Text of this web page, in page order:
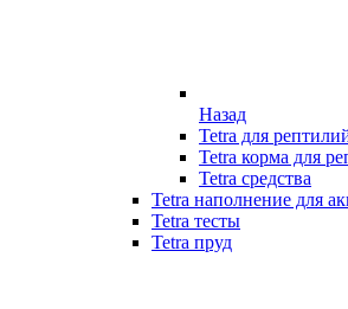
Назад
Tetra для
Tetra корма для
Tetra средства
Tetra наполнение для
Tetra тесты
Tetra пруд